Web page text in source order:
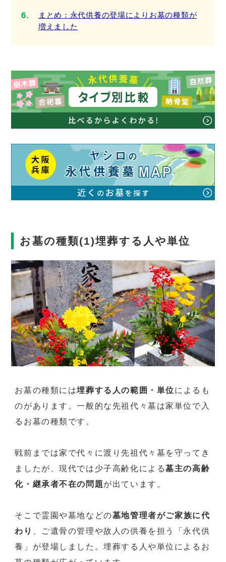
まとめ：永代供養の登場によりお墓の種類が
増えました
お墓の種類(1)埋葬する人や単位
お墓の種類には埋葬する人の範囲・単位によるも
のがあります。一般的な先祖代々墓は家単位で入
るお墓の種類です。
戦前までは家で代々に渡り先祖代々墓を守ってき
ましたが、現代では少子高齢化による墓主の高齢
化・継承者不在の問題が出ています。
そこで霊園や墓地などの墓地管理者がご家族に代
わり
、ご遺骨の管理や故人の供養を担う「永代供
養」が登場しました。埋葬する人や単位によるお